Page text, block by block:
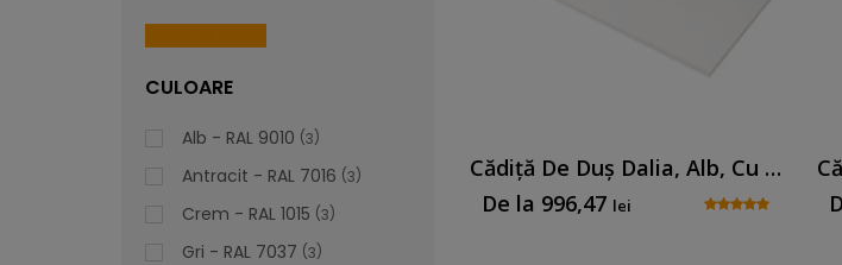
Cădiță De Duș Dalia, Alb, Cu Sifon Inclus
De la 996,47 lei
CULOARE
Alb - RAL 9010 3
Antracit - RAL 7016 3
Crem - RAL 1015 3
Gri - RAL 7037 3